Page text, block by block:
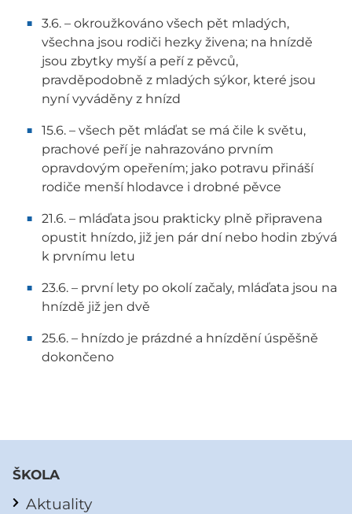
3.6. – okroužkováno všech pět mladých,
všechna jsou rodiči hezky živena; na hnízdě
jsou zbytky myší a peří z pěvců,
pravděpodobně z mladých sýkor, které jsou
nyní vyváděny z hnízd
15.6. – všech pět mláďat se má čile k světu,
prachové peří je nahrazováno prvním
opravdovým opeřením; jako potravu přináší
rodiče menší hlodavce i drobné pěvce
21.6. – mláďata jsou prakticky plně připravena
opustit hnízdo, již jen pár dní nebo hodin zbývá
k prvnímu letu
23.6. – první lety po okolí začaly, mláďata jsou na
hnízdě již jen dvě
25.6. – hnízdo je prázdné a hnízdění úspěšně
dokončeno
ŠKOLA
Aktuality